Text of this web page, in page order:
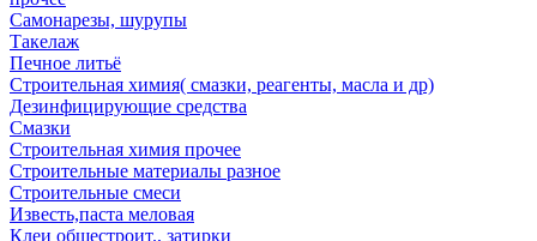
Самонарезы, шурупы
Такелаж
Печное литьё
Строительная химия( смазки, реагенты, масла и др)
Дезинфицирующие средства
Смазки
Строительная химия прочее
Строительные материалы разное
Строительные смеси
Известь,паста меловая
Клеи общестроит., затирки